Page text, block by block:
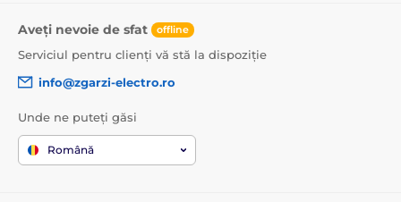
Aveți nevoie de sfat offline
Serviciul pentru clienți vă stă la dispoziție
info@zgarzi-electro.ro
Unde ne puteți găsi
Română